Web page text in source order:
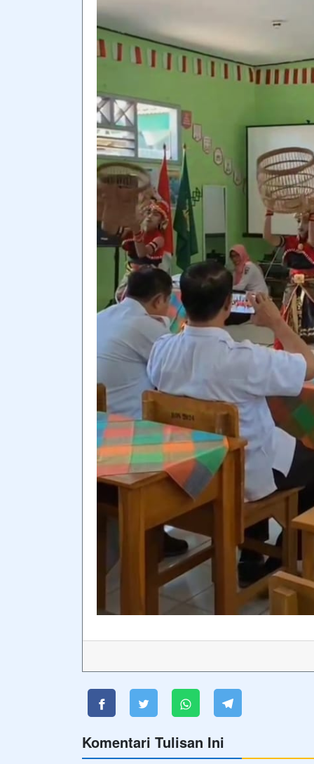
Komentari Tulisan Ini